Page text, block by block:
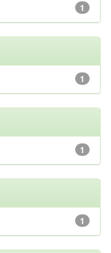
1
1
1
1